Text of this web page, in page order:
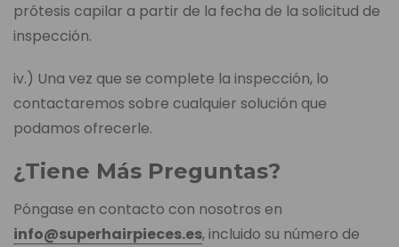
prótesis capilar a partir de la fecha de la solicitud de
inspección.
iv.) Una vez que se complete la inspección, lo
contactaremos sobre cualquier solución que
podamos ofrecerle.
¿Tiene Más Preguntas?
Póngase en contacto con nosotros en
info@superhairpieces.es, incluido su número de